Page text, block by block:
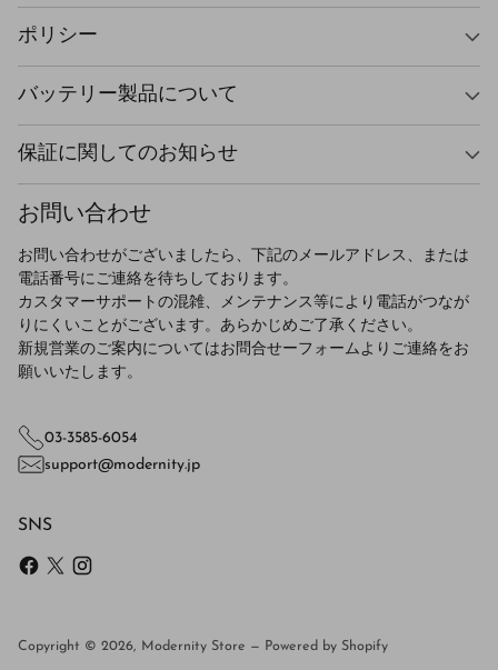
ポリシー
バッテリー製品について
保証に関してのお知らせ
お問い合わせ
お問い合わせがございましたら、下記のメールアドレス、または
電話番号にご連絡を待ちしております。
カスタマーサポートの混雑、メンテナンス等により電話がつなが
りにくいことがございます。あらかじめご了承ください。
新規営業のご案内についてはお問合せーフォームよりご連絡をお
願いいたします。
03-3585-6054
support@modernity.jp
SNS
Copyright © 2026, Modernity Store — Powered by Shopify